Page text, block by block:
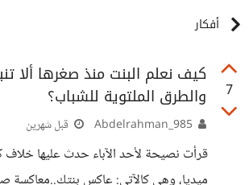
أفكار
7
كيف نعلم البنت منذ صغرها ألا
والطرق الملتوية للشباب؟
قبل شهرين
قرأت نصيحة لأحد الآباء حدث عليها خلاف